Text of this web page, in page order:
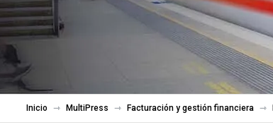
Inicio MultiPress Facturación y gestión financiera